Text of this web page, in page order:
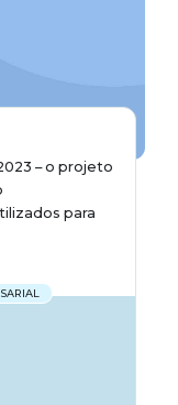
– o projeto
para